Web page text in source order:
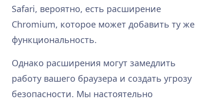
Safari, вероятно, есть расширение
Chromium, которое может добавить ту же
функциональность.
Однако расширения могут замедлить
работу вашего браузера и создать угрозу
безопасности. Мы настоятельно